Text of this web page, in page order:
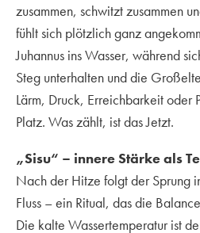
zusammen, schwitzt zusammen
fühlt sich plötzlich ganz
Juhannus ins Wasser, während
Steg unterhalten und die
Lärm, Druck, Erreichbarkeit oder
Platz. Was zählt, ist das Jetzt.
„Sisu“ – innere Stärke als
Nach der Hitze folgt der Sprung
Fluss – ein Ritual, das die
Die kalte Wassertemperatur ist